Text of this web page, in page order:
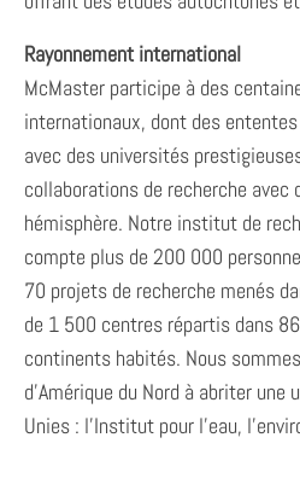
Rayonnement international
McMaster participe à des
internationaux, dont des ententes
avec des universités
collaborations de recherche avec
hémisphère. Notre institut de
compte plus de 200 000
70 projets de recherche menés
de 1 500 centres répartis dans
continents habités. Nous
d’Amérique du Nord à abriter
Unies : l’Institut pour l’eau,